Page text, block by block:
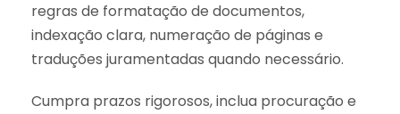
regras de formatação de documentos,
indexação clara, numeração de páginas e
traduções juramentadas quando necessário.
Cumpra prazos rigorosos, inclua procuração e